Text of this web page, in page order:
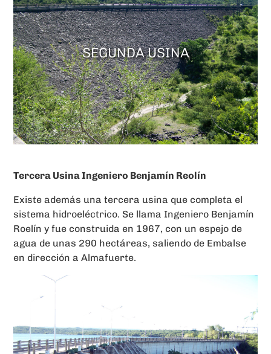
SEGUNDA USINA
Tercera Usina Ingeniero Benjamín Reolín
Existe además una tercera usina que completa el
sistema hidroeléctrico. Se llama Ingeniero Benjamín
Roelín y fue construida en 1967, con un espejo de
agua de unas 290 hectáreas, saliendo de Embalse
en dirección a Almafuerte.